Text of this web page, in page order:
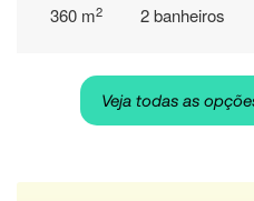
360 m2 2 banheiros
Veja todas as